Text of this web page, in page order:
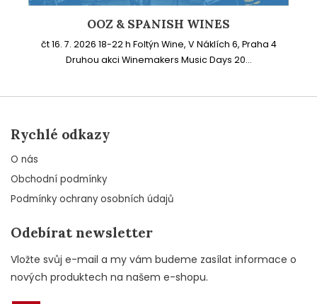
OOZ & SPANISH WINES
čt 16. 7. 2026 18-22 h Foltýn Wine, V Náklích 6, Praha 4
Druhou akci Winemakers Music Days 20...
Rychlé odkazy
O nás
Obchodní podmínky
Podmínky ochrany osobních údajů
Odebírat newsletter
Vložte svůj e-mail a my vám budeme zasílat informace o
nových produktech na našem e-shopu.